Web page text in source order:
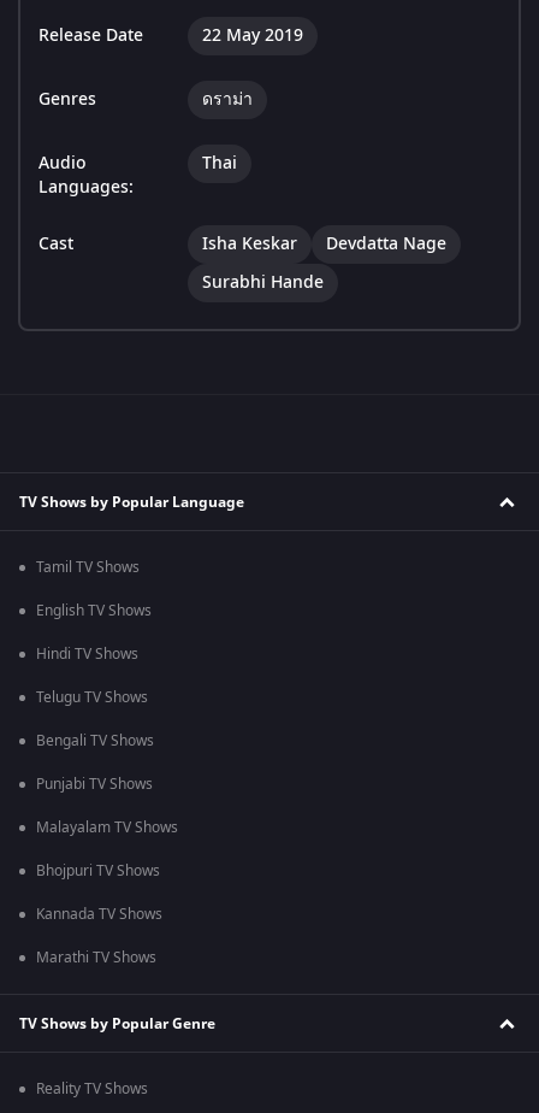
Release Date 22 May 2019
Genres ดราม่า
Audio
Languages:
Thai
Cast Isha Keskar
Devdatta Nage
Surabhi Hande
TV Shows by Popular Language
Tamil TV Shows
English TV Shows
Hindi TV Shows
Telugu TV Shows
Bengali TV Shows
Punjabi TV Shows
Malayalam TV Shows
Bhojpuri TV Shows
Kannada TV Shows
Marathi TV Shows
TV Shows by Popular Genre
Reality TV Shows